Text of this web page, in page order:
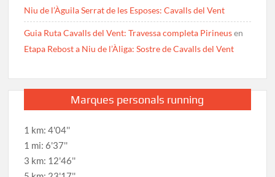
Niu de l’Àguila Serrat de les Esposes: Cavalls del Vent
Guia Ruta Cavalls del Vent: Travessa completa Pirineusen
Etapa Rebost a Niu de l’Àliga: Sostre de Cavalls del Vent
Marques personals running
1 km: 4'04''
1 mi: 6'37''
3 km: 12'46''